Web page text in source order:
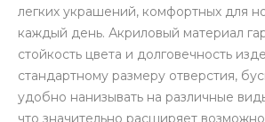
легких украшений, комфортных для
каждый день. Акриловый материал
стойкость цвета и долговечность
стандартному размеру отверстия,
удобно нанизывать на различные
что значительно расширяет